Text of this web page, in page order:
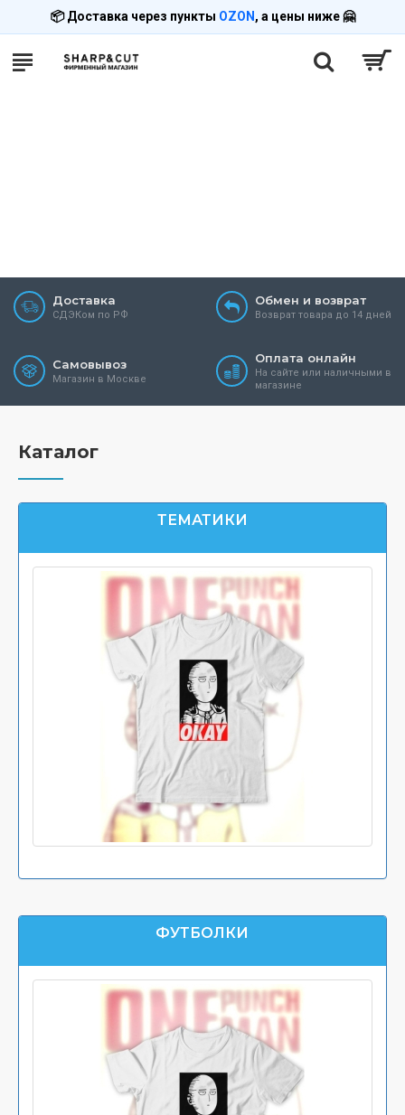
📦 Доставка через пункты OZON , а цены ниже 🤗
Доставка
СДЭКом по РФ
Обмен и возврат
Возврат товара до 14 дней
Самовывоз
Магазин в Москве
Оплата онлайн
На сайте или наличными в
магазине
Каталог
ТЕМАТИКИ
ФУТБОЛКИ